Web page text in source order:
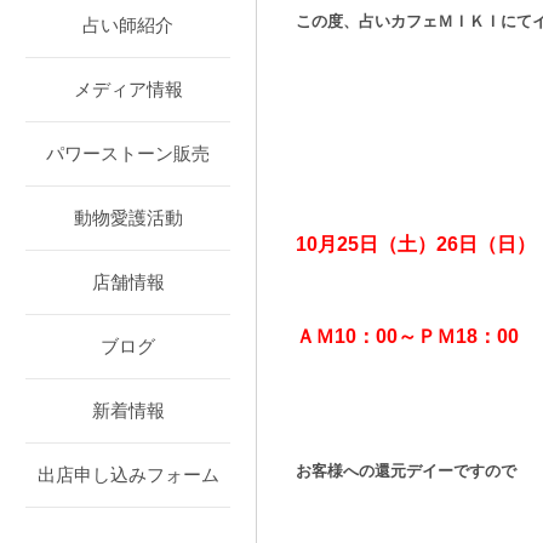
占い師紹介
メディア情報
パワーストーン販売
動物愛護活動
店舗情報
ブログ
新着情報
出店申し込みフォーム
この度、占いカフェＭＩＫＩにて
10月25日（土）26日（日）
ＡＭ10：00～ＰＭ18：00
お客様への還元デイーですので